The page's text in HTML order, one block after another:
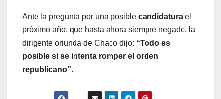
Ante la pregunta por una posible candidatura el
próximo año, que hasta ahora siempre negado, la
dirigente oriunda de Chaco dijo: “Todo es
posible si se intenta romper el orden
republicano”.